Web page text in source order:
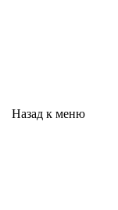
Назад к меню